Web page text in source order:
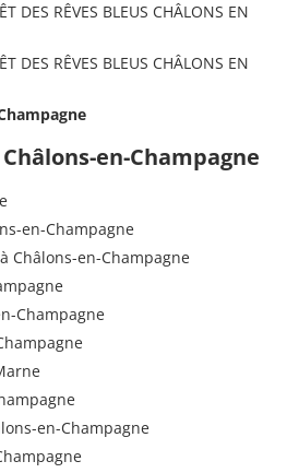
DES RÊVES BLEUS CHÂLONS EN
DES RÊVES BLEUS CHÂLONS EN
en-Champagne
en-Champagne
Châlons-en-Champagne
Champagne
en-Champagne